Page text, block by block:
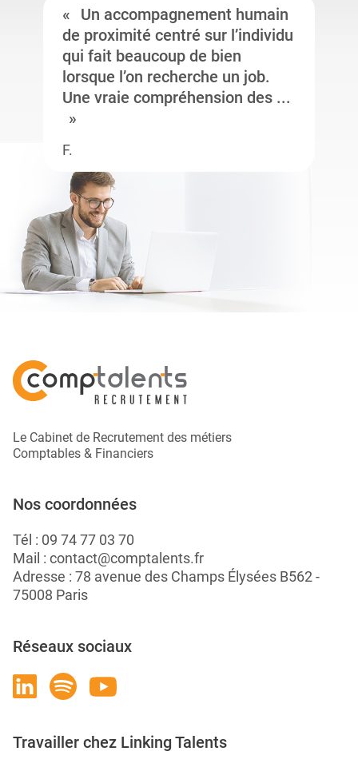
Un accompagnement humain
de proximité centré sur l’individu
qui fait beaucoup de bien
lorsque l’on recherche un job.
Une vraie compréhension des ...
F.
Le Cabinet de Recrutement des métiers
Comptables & Financiers
Nos coordonnées
Tél : 09 74 77 03 70
Mail : contact@comptalents.fr
Adresse : 78 avenue des Champs Élysées B562 -
75008 Paris
Réseaux sociaux
Travailler chez Linking Talents